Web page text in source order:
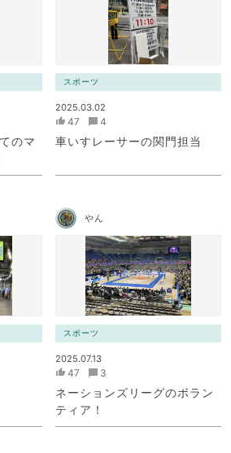
のマ
スポーツ
2025.03.02
47 4
車いすレーサーの関門担当
やん
スポーツ
2025.07.13
47 3
ネーションズリーグのボラン
ティア！